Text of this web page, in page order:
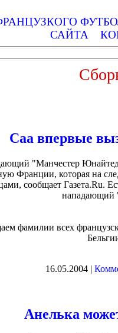
САЙТА
Саа впервые
"Манчестер
Франции, которая на
сообщает Газета.Ru.
нападающий
фамилии всех
16.05.2004 |
Анелька